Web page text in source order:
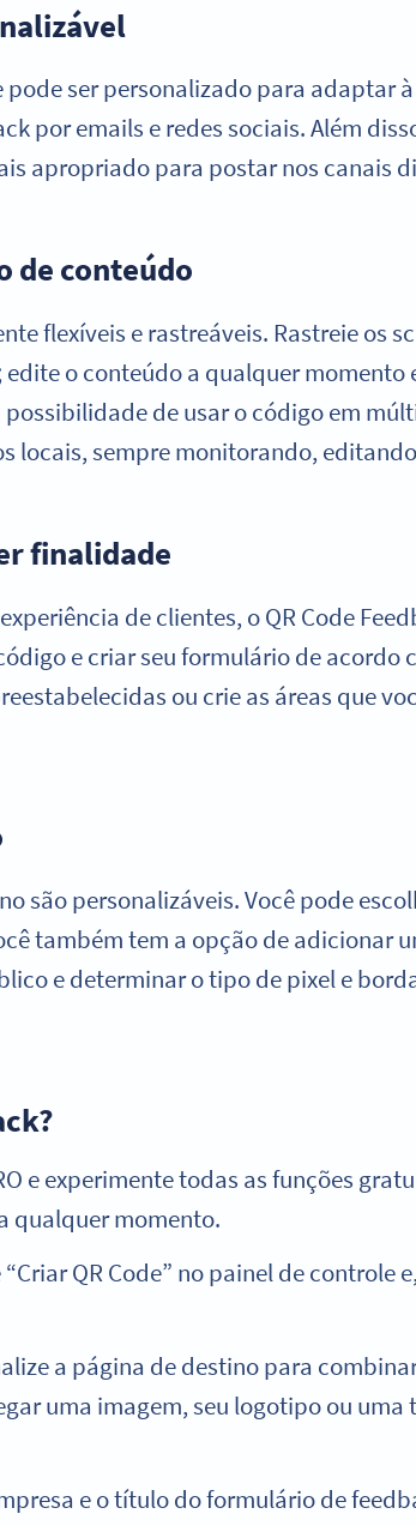
pode ser personalizado para adaptar
por emails e redes sociais. Além
apropriado para postar nos canais
de conteúdo
flexíveis e rastreáveis. Rastreie os
o conteúdo a qualquer momento
de usar o código em
locais, sempre monitorando,
finalidade
de clientes, o QR Code
e criar seu formulário de acordo
ou crie as áreas que
são personalizáveis. Você pode
também tem a opção de adicionar
e determinar o tipo de pixel e
e experimente todas as funções
qualquer momento.
QR Code” no painel de controle
a página de destino para
uma imagem, seu logotipo ou
e o título do formulário de